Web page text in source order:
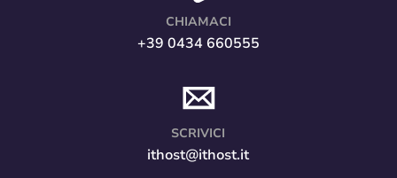
CHIAMACI
+39 0434 660555
SCRIVICI
ithost@ithost.it